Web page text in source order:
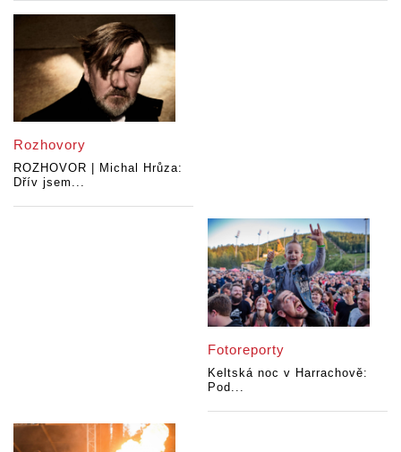
Rozhovory
ROZHOVOR | Michal Hrůza:
Dřív jsem...
Fotoreporty
Keltská noc v Harrachově:
Pod...